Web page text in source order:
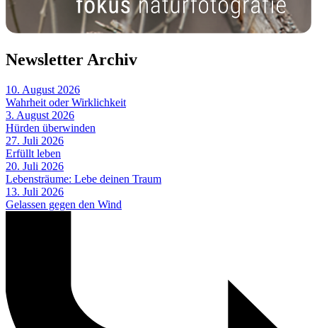
Newsletter Archiv
10. August 2026
Wahrheit oder Wirklichkeit
3. August 2026
Hürden überwinden
27. Juli 2026
Erfüllt leben
20. Juli 2026
Lebensträume: Lebe deinen Traum
13. Juli 2026
Gelassen gegen den Wind